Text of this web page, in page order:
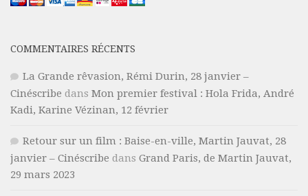
COMMENTAIRES RÉCENTS
La Grande rêvasion, Rémi Durin, 28 janvier –
Cinéscribe dans Mon premier festival : Hola Frida, André
Kadi, Karine Vézinan, 12 février
Retour sur un film : Baise-en-ville, Martin Jauvat, 28
janvier – Cinéscribe dans Grand Paris, de Martin Jauvat,
29 mars 2023